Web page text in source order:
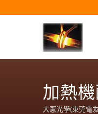
加熱
大憲光學(東莞電